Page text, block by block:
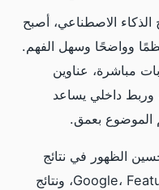
الاصطناعي، أصبح
وواضحًا وسهل الفهم.
مباشرة، عناوين
وربط داخلي يساعد
الموضوع بعمق.
الظهور في نتائج
Google، Featured Snippets، People Also Ask، ونتائج